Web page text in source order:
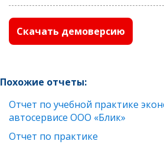
Скачать демоверсию
Похожие отчеты:
Отчет по учебной практике
автосервисе ООО «Блик»
Отчет по практике